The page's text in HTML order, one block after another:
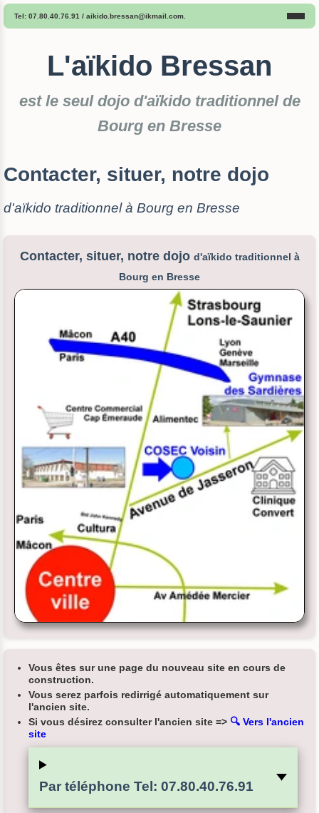
Tel: 07.80.40.76.91 / aikido. bressan@ikmail.com.
L'aïkido Bressan
est le seul dojo d'aïkido traditionnel de
Bourg en Bresse
Contacter, situer, notre dojo
d'aïkido traditionnel à Bourg en Bresse
Contacter, situer, notre dojo d'aïkido traditionnel à
Bourg en Bresse
Vous êtes sur une page du nouveau site en cours de
construction.
Vous serez parfois redirrigé automatiquement sur
l'ancien site.
Si vous désirez consulter l'ancien site => 🔍 Vers l'ancien
site
Par téléphone Tel: 07.80.40.76.91